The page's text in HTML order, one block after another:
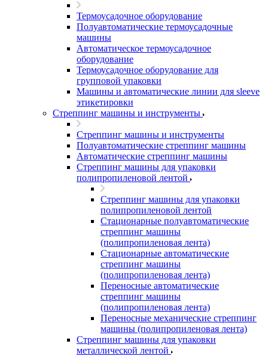
Термоусадочное оборудование
Полуавтоматические термоусадочные
машины
Автоматическое термоусадочное
оборудование
Термоусадочное оборудование для
групповой упаковки
Машины и автоматические линии для sleeve
этикетировки
Стреппинг машины и инструменты
Стреппинг машины и инструменты
Полуавтоматические стреппинг машины
Автоматические стреппинг машины
Стреппинг машины для упаковки
полипропиленовой лентой
Стреппинг машины для упаковки
полипропиленовой лентой
Стационарные полуавтоматические
стреппинг машины
(полипропиленовая лента)
Стационарные автоматические
стреппинг машины
(полипропиленовая лента)
Переносные автоматические
стреппинг машины
(полипропиленовая лента)
Переносные механические стреппинг
машины (полипропиленовая лента)
Стреппинг машины для упаковки
металлической лентой